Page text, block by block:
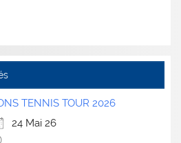
TENNIS TOUR 2026
24 Mai 26